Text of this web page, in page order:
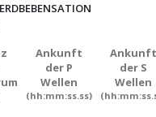
Ankunft
der P
Wellen
(hh:mm:ss.ss)
Ankunft
der S
Wellen